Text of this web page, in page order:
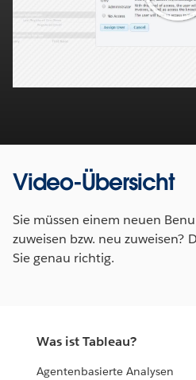
Video-Übersicht
Sie müssen einem neuen
zuweisen bzw. neu zuweisen?
Sie genau richtig.
Was ist Tableau?
Agentenbasierte Analysen